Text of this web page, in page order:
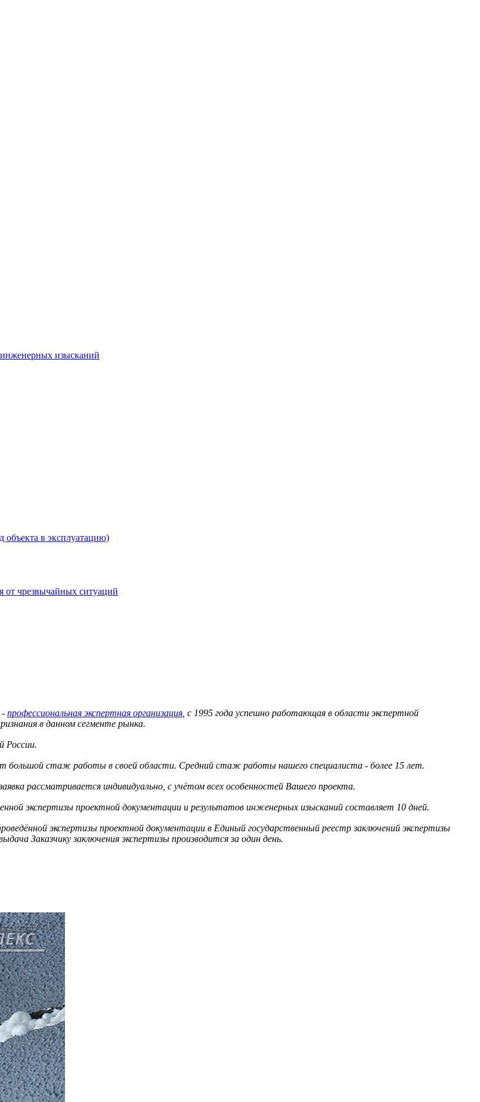
инженерных изысканий
объекта в эксплуатацию)
от чрезвычайных ситуаций
- профессиональная экспертная организация, с 1995 года успешно работающая в области экспертной
в данном сегменте рынка.
России.
большой стаж работы в своей области. Средний стаж работы нашего специалиста - более 15 лет.
рассматривается индивидуально, с учётом всех особенностей Вашего проекта.
экспертизы проектной документации и результатов инженерных изысканий составляет 10 дней.
экспертизы проектной документации в Единый государственный реестр заключений экспертизы
Заказчику заключения экспертизы производится за один день.